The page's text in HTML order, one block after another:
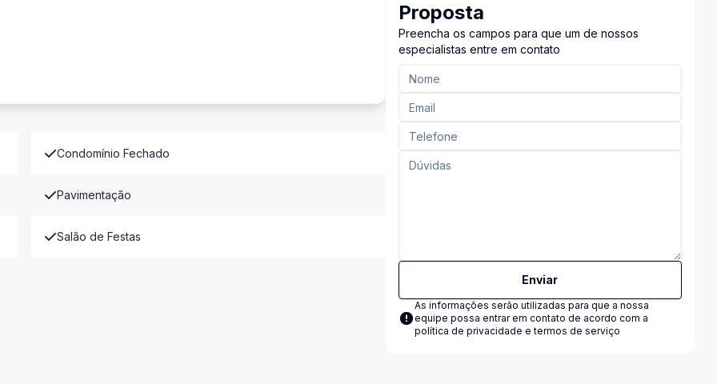
Condomínio Fechado
Pavimentação
Salão de Festas
Proposta
Preencha os campos para que um de nossos
especialistas entre em contato
Enviar
As informações serão utilizadas para que a nossa
equipe possa entrar em contato de acordo com a
política de privacidade e termos de serviço